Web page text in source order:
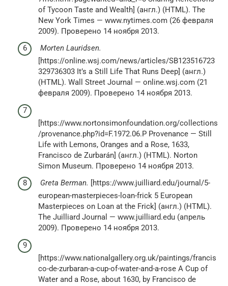
of Tycoon Taste and Wealth] (англ.) (HTML). The
New York Times — www.nytimes.com (26 февраля
2009). Проверено 14 ноября 2013.
Morten Lauridsen.
[https://online.wsj.com/news/articles/SB123516723
329736303 It’s a Still Life That Runs Deep] (англ.)
(HTML). Wall Street Journal — online.wsj.com (21
февраля 2009). Проверено 14 ноября 2013.
[https://www.nortonsimonfoundation.org/collections
/provenance.php?id=F.1972.06.P Provenance — Still
Life with Lemons, Oranges and a Rose, 1633,
Francisco de Zurbarán] (англ.) (HTML). Norton
Simon Museum. Проверено 14 ноября 2013.
Greta Berman. [https://www.juilliard.edu/journal/5-
european-masterpieces-loan-frick 5 European
Masterpieces on Loan at the Frick] (англ.) (HTML).
The Juilliard Journal — www.juilliard.edu (апрель
2009). Проверено 14 ноября 2013.
[https://www.nationalgallery.org.uk/paintings/francis
co-de-zurbaran-a-cup-of-water-and-a-rose A Cup of
Water and a Rose, about 1630, by Francisco de